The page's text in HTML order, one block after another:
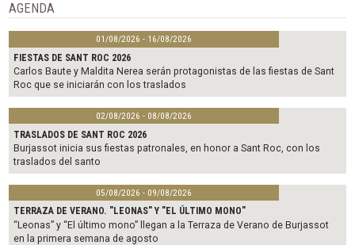
AGENDA
01/08/2026 - 16/08/2026
FIESTAS DE SANT ROC 2026
Carlos Baute y Maldita Nerea serán protagonistas de las fiestas de Sant
Roc que se iniciarán con los traslados
02/08/2026 - 08/08/2026
TRASLADOS DE SANT ROC 2026
Burjassot inicia sus fiestas patronales, en honor a Sant Roc, con los
traslados del santo
05/08/2026 - 09/08/2026
TERRAZA DE VERANO. "LEONAS" Y "EL ÚLTIMO MONO"
“Leonas” y “El último mono” llegan a la Terraza de Verano de Burjassot
en la primera semana de agosto